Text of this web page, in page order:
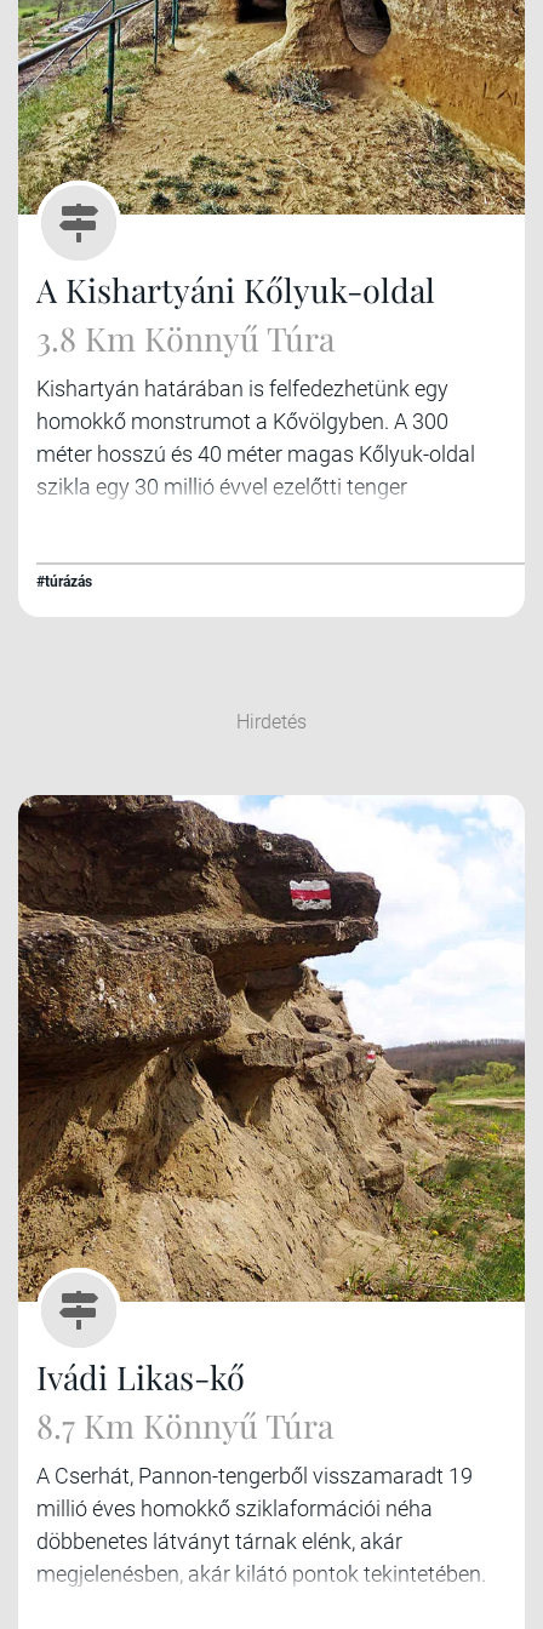
A Kishartyáni Kőlyuk-oldal
3.8 Km Könnyű Túra
Kishartyán határában is felfedezhetünk egy
homokkő monstrumot a Kővölgyben. A 300
méter hosszú és 40 méter magas Kőlyuk-oldal
szikla egy 30 millió évvel ezelőtti tenger
#túrázás
Hirdetés
Ivádi Likas-kő
8.7 Km Könnyű Túra
A Cserhát, Pannon-tengerből visszamaradt 19
millió éves homokkő sziklaformációi néha
döbbenetes látványt tárnak elénk, akár
megjelenésben, akár kilátó pontok tekintetében.